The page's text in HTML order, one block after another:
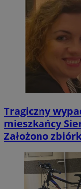
Tragiczny
mieszkańcy
Założono